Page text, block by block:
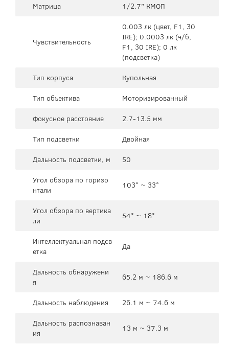
Матрица 1/2.7” КМОП
Чувствительность
0.003 лк (цвет, F1, 30
IRE); 0.0003 лк (ч/б,
F1, 30 IRE); 0 лк
(подсветка)
Тип корпуса
Купольная
Тип объектива
Моторизированный
Фокусное расстояние
2.7-13.5 мм
Тип подсветки
Двойная
Дальность подсветки, м
50
Угол обзора по горизо
нтали
103° ~ 33°
Угол обзора по вертика
ли
54° ~ 18°
Интеллектуальная подсв
етка
Да
Дальность обнаружени
я
65.2 м ~ 186.6 м
Дальность наблюдения
26.1 м ~ 74.6 м
Дальность распознаван
ия
13 м ~ 37.3 м